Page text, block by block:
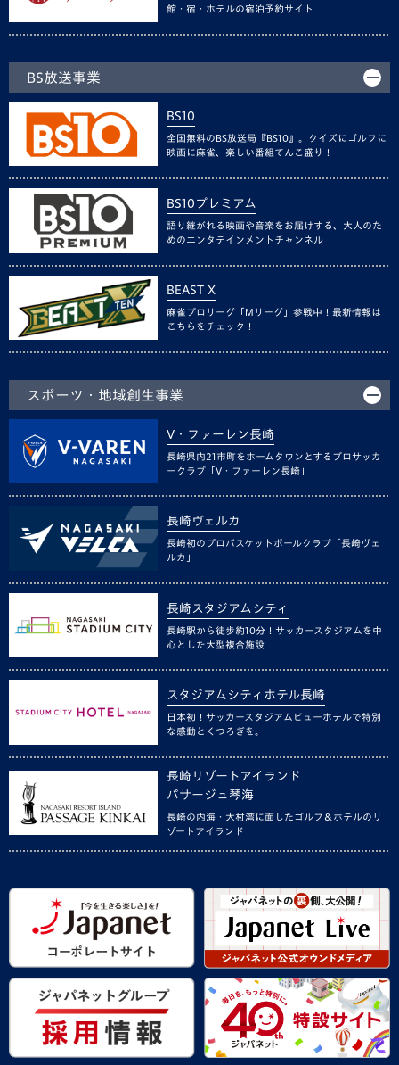
館・宿・ホテルの宿泊予約サイト
BS放送事業
BS10
全国無料のBS放送局『BS10』。クイズにゴルフに
映画に麻雀、楽しい番組てんこ盛り！
BS10プレミアム
語り継がれる映画や音楽をお届けする、大人のた
めのエンタテインメントチャンネル
BEAST X
麻雀プロリーグ「Mリーグ」参戦中！最新情報は
こちらをチェック！
スポーツ・地域創生事業
V・ファーレン長崎
長崎県内21市町をホームタウンとするプロサッカ
ークラブ「V・ファーレン長崎」
長崎ヴェルカ
長崎初のプロバスケットボールクラブ「長崎ヴェ
ルカ」
長崎スタジアムシティ
長崎駅から徒歩約10分！サッカースタジアムを中
心とした大型複合施設
スタジアムシティホテル長崎
日本初！サッカースタジアムビューホテルで特別
な感動とくつろぎを。
長崎リゾートアイランド
パサージュ琴海
長崎の内海・大村湾に面したゴルフ＆ホテルのリ
ゾートアイランド